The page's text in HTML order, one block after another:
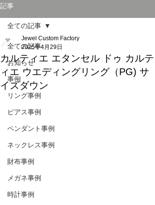
記事
全ての記事
お知らせ
事例
リング事例
ピアス事例
ペンダント事例
ネックレス事例
財布事例
メガネ事例
時計事例
全ての記事
カルティエ エタンセル ドゥ カルテ
ィエ ウエディングリング（PG) サ
イズダウン
Jewel Custom Factory
2025年4月29日